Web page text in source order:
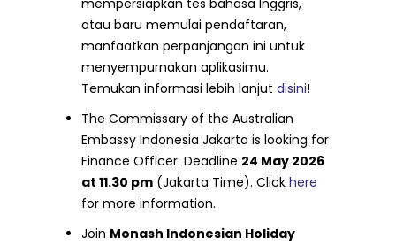
mempersiapkan tes bahasa Inggris,
atau baru memulai pendaftaran,
manfaatkan perpanjangan ini untuk
menyempurnakan aplikasimu.
Temukan informasi lebih lanjutdisini!
The Commissary of the Australian
Embassy Indonesia Jakarta is looking for
Finance Officer. Deadline 24 May 2026
at 11.30 pm (Jakarta Time). Clickhere
for more information.
Join Monash Indonesian Holiday